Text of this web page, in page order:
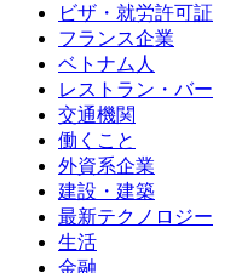
ビザ・就労許可証
フランス企業
ベトナム人
レストラン・バー
交通機関
働くこと
外資系企業
建設・建築
最新テクノロジー
生活
金融